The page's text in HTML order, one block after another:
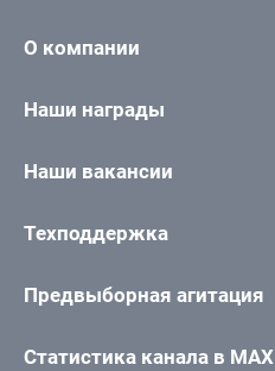
О компании
Наши награды
Наши вакансии
Техподдержка
Предвыборная агитация
Статистика канала в MAX